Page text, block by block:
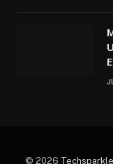
© 2026 Techsparkle